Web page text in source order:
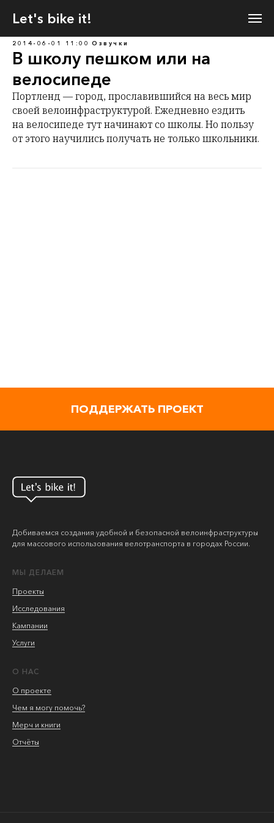
Let's bike it!
2014-06-01 11:00 Озвучки
В школу пешком или на
велосипеде
Портленд — город, прославившийся на весь мир
своей велоинфраструктурой. Ежедневно ездить
на велосипеде тут начинают со школы. Но пользу
от этого научились получать не только школьники.
ПОДДЕРЖАТЬ ПРОЕКТ
Добиваемся создания удобной и безопасной велоинфраструктуры
для массового использования велотранспорта в городах России.
МЫ ДЕЛАЕМ
Проекты
Исследования
Кампании
Услуги
О НАС
О проекте
Чем я могу помочь?
Мерч и книги
Отчёты